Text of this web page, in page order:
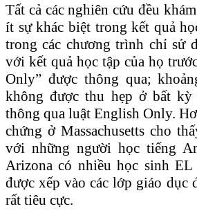
Tất cả các nghiên cứu đều
ít sự khác biệt trong kết quả
trong các chương trình chỉ sử
với kết quả học tập của họ
Only” được thông qua;
không được thu hẹp ở bất kỳ
thông qua luật English Only.
chứng ở Massachusetts cho
với những người học tiếng
Arizona có nhiều học sinh EL
được xếp vào các lớp giáo dục
rất tiêu cực.